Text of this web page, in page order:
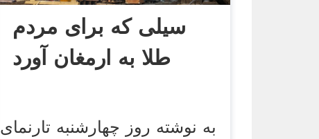
سیلی که برای مردم
طلا به ارمغان آورد
به نوشته روز چهارشنبه تارنمای